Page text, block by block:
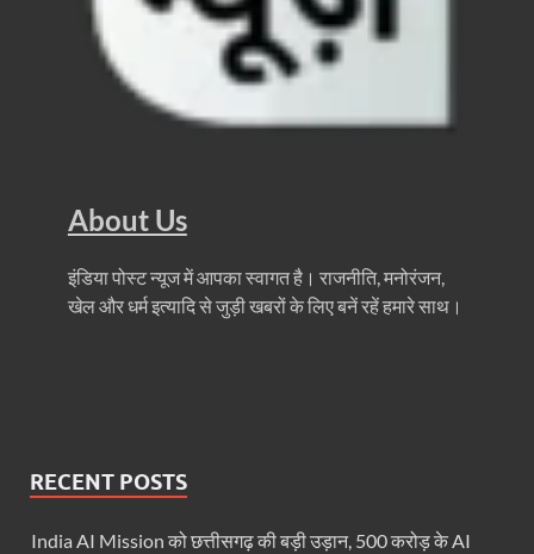
About Us
इंडिया पोस्ट न्यूज में आपका स्वागत है। राजनीति, मनोरंजन,
खेल और धर्म इत्यादि से जुड़ी खबरों के लिए बनें रहें हमारे साथ।
RECENT POSTS
India AI Mission को छत्तीसगढ़ की बड़ी उड़ान, 500 करोड़ के AI